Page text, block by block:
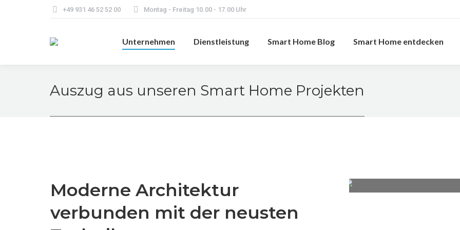
+49 931 46 52 52 00 Montag - Freitag 10.00 - 17.00 Uhr
Unternehmen Dienstleistung Smart Home Blog Smart Home entdecken
Auszug aus unseren Smart Home Projekten
Moderne Architektur
verbunden mit der neusten
KNX-Award Gewinner -